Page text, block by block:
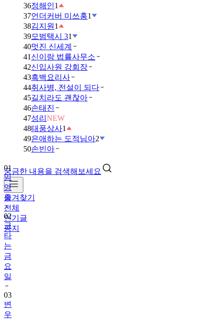
36정해인1
37언더커버 미쓰홍1
38김지원 1
39모범택시 31
40멋진 신세계
41 신이랑 법률사무소
42신입사원 강회장
43흑백요리사
44취사병, 전설이 되다
45길치라도 괜찮아
46손태진
47성리 NEW
48태풍상사1
49은애하는 도적님아2
50손빈아
궁금한 내용을 검색해보세요
즐겨찾기
전체
인기글
공지
01
임
영
웅
02
금
타
는
금
요
일
03
변
우